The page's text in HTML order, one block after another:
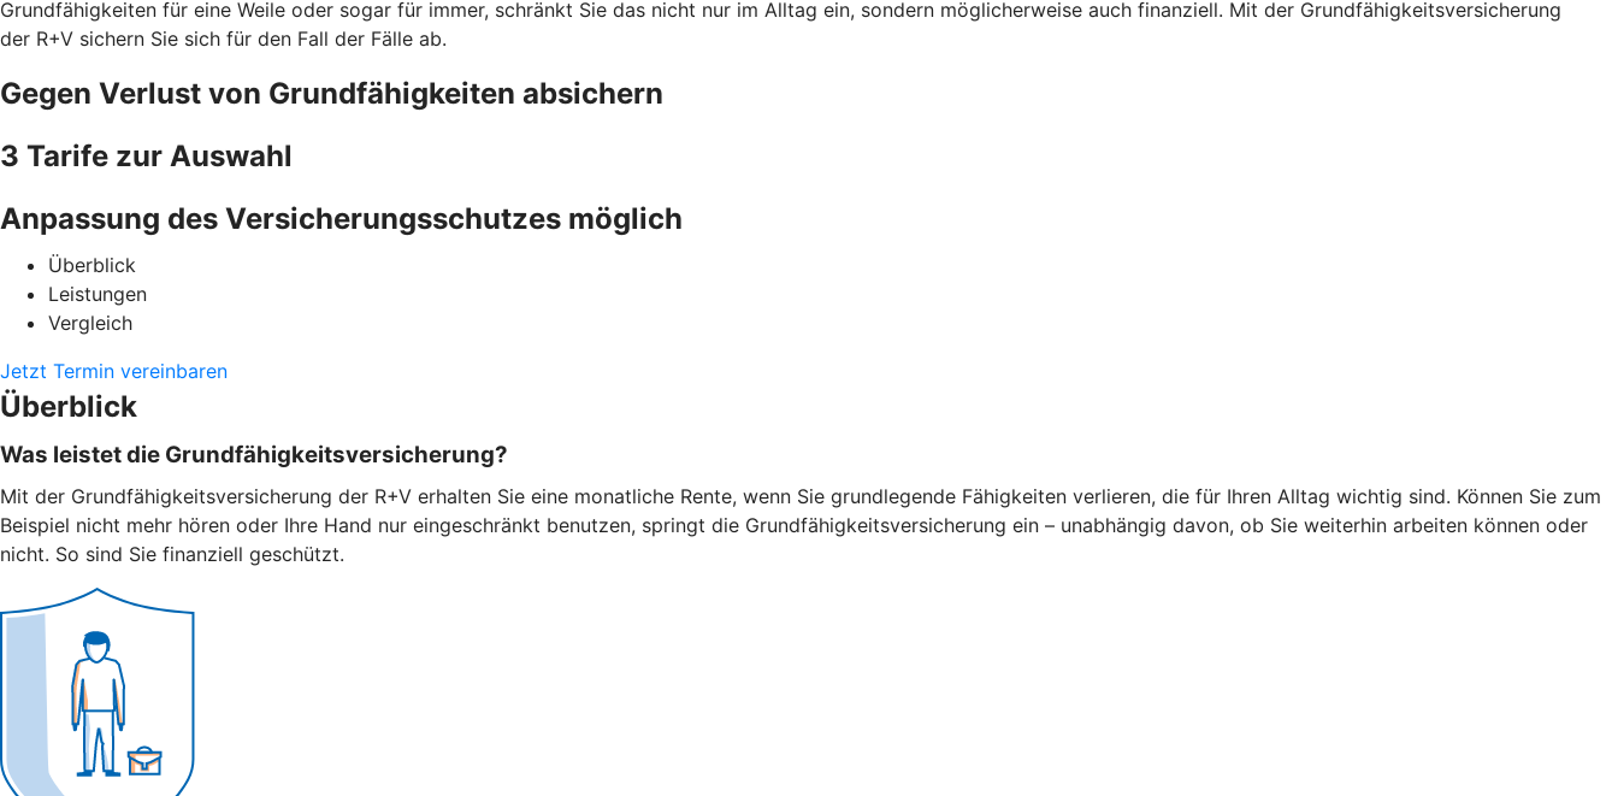
Grundfähigkeiten für eine Weile oder sogar für immer, schränkt Sie das nicht nur im Alltag ein, sondern möglicherweise auch finanziell. Mit der Grundfähigkeitsversicherung
der R+V sichern Sie sich für den Fall der Fälle ab.
Gegen Verlust von Grundfähigkeiten absichern
3 Tarife zur Auswahl
Anpassung des Versicherungsschutzes möglich
Überblick
Leistungen
Vergleich
Jetzt Termin vereinbaren
Überblick
Was leistet die Grundfähigkeitsversicherung?
Mit der Grundfähigkeitsversicherung der R+V erhalten Sie eine monatliche Rente, wenn Sie grundlegende Fähigkeiten verlieren, die für Ihren Alltag wichtig sind. Können Sie zum
Beispiel nicht mehr hören oder Ihre Hand nur eingeschränkt benutzen, springt die Grundfähigkeitsversicherung ein – unabhängig davon, ob Sie weiterhin arbeiten können oder
nicht. So sind Sie finanziell geschützt.